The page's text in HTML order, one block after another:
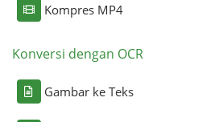
Kompres MP4
Konversi dengan OCR
Gambar ke Teks